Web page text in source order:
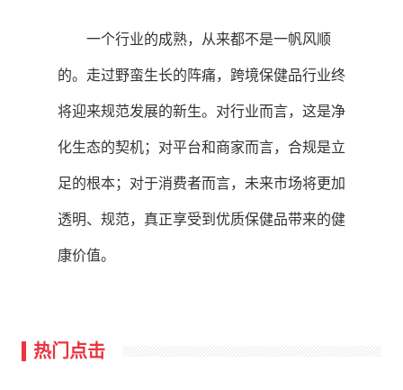
一个行业的成熟，从来都不是一帆风顺
的。走过野蛮生长的阵痛，跨境保健品行业终
将迎来规范发展的新生。对行业而言，这是净
化生态的契机；对平台和商家而言，合规是立
足的根本；对于消费者而言，未来市场将更加
透明、规范，真正享受到优质保健品带来的健
康价值。
热门点击